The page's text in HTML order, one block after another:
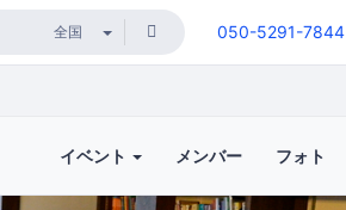
050-5291-7844
イベント メンバー フォト